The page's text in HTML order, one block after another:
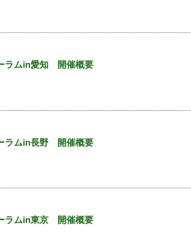
ラムin愛知 開催概要
ラムin長野 開催概要
ラムin東京 開催概要